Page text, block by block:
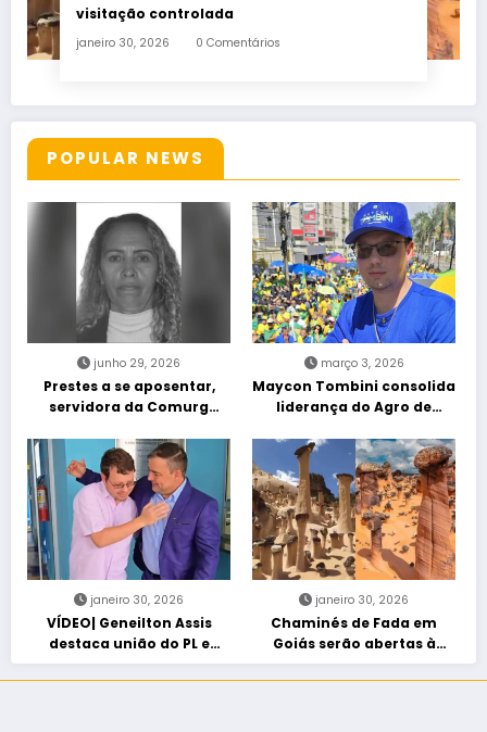
visitação controlada
janeiro 30, 2026 0 Comentários
POPULAR NEWS
junho 29, 2026
Prestes a se aposentar,
servidora da Comurg
entra em protocolo de
morte encefálica
março 3, 2026
Maycon Tombini consolida
liderança do Agro de
“Acorda Brasil” em Goiânia
janeiro 30, 2026
VÍDEO| Geneilton Assis
destaca união do PL e
consolidação de apoio a
Maycon Tombini em Jataí
janeiro 30, 2026
Chaminés de Fada em
Goiás serão abertas à
visitação controlada